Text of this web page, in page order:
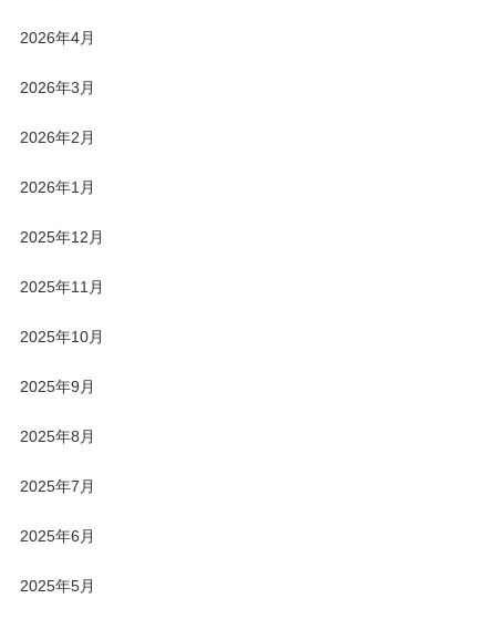
2026年4月
2026年3月
2026年2月
2026年1月
2025年12月
2025年11月
2025年10月
2025年9月
2025年8月
2025年7月
2025年6月
2025年5月